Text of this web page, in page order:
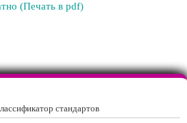
(Печать в pdf)
стандартов